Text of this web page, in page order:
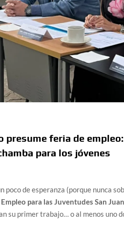
presume feria de
para los jóvenes
poco de esperanza (porque nunca
Empleo para las Juventudes San
su primer trabajo… o al menos uno